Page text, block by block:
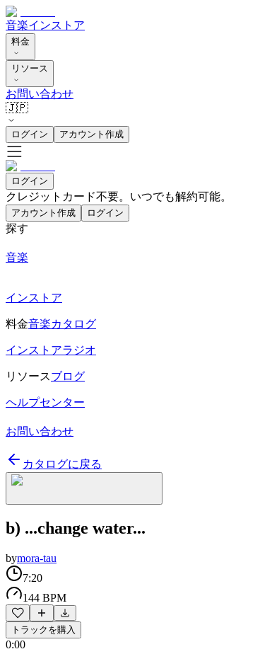
音楽インストア
料金
リソース
お問い合わせ
🇯🇵
ログイン アカウント作成
ログイン
クレジットカード不要。いつでも解約可能。
アカウント作成 ログイン
探す
音楽
インストア
料金音楽カタログ
インストアラジオ
リソースブログ
ヘルプセンター
お問い合わせ
カタログに戻る
b) ...change water...
bymora-tau
7:20
144 BPM
トラックを購入
0:00